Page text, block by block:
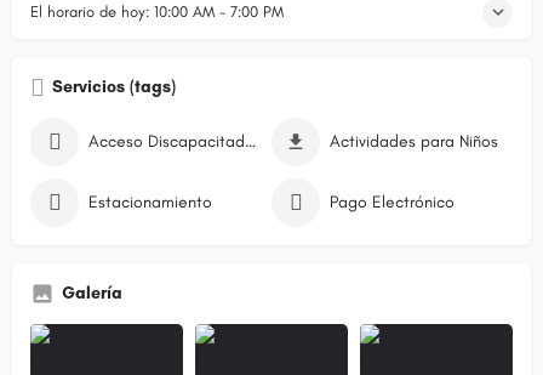
El horario de hoy: 10:00 AM - 7:00 PM
Servicios (tags)
Acceso Discapacitados Actividades para Niños
Estacionamiento Pago Electrónico
Galería